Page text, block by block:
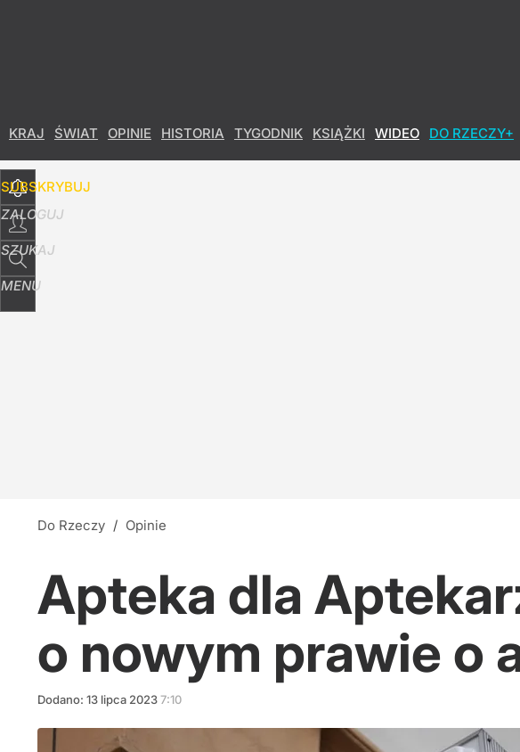
KRAJ ŚWIAT OPINIE HISTORIA TYGODNIK KSIĄŻKI WIDEO DO RZECZY+
SUBSKRYBUJ
ZALOGUJ
SZUKAJ
MENU
Do Rzeczy / Opinie
Apteka dla
o nowym prawie o
Dodano: 13 lipca 20237:10